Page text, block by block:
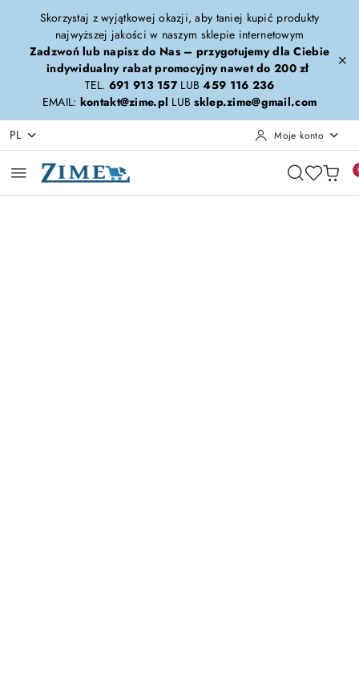
Przejdź do treści głównej
Przejdź do wyszukiwarki
Przejdź do moje konto
Przejdź do menu głównego
Przejdź do opisu produktu
Przejdź do stopki
Skorzystaj z wyjątkowej okazji, aby taniej kupić produkty
najwyższej jakości w naszym sklepie internetowym
Zadzwoń lub napisz do Nas – przygotujemy dla Ciebie
indywidualny rabat promocyjny nawet do 200 zł
TEL. 691 913 157LUB459 116 236
EMAIL: kontakt@zime.pl LUBsklep.zime@gmail.com
PL Moje konto